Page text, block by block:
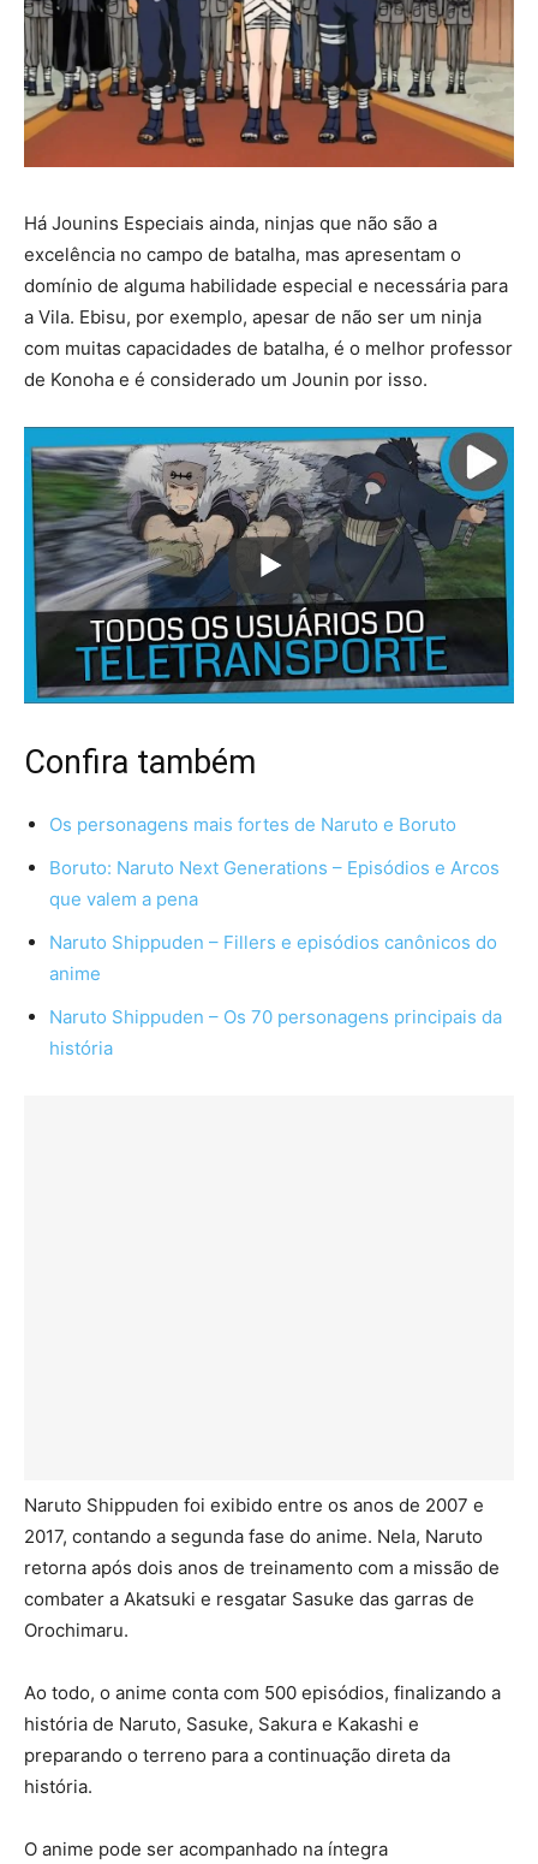
Há Jounins Especiais ainda, ninjas que não são a
excelência no campo de batalha, mas apresentam o
domínio de alguma habilidade especial e necessária para
a Vila. Ebisu, por exemplo, apesar de não ser um ninja
com muitas capacidades de batalha, é o melhor professor
de Konoha e é considerado um Jounin por isso.
Confira também
Os personagens mais fortes de Naruto e Boruto
Boruto: Naruto Next Generations – Episódios e Arcos
que valem a pena
Naruto Shippuden – Fillers e episódios canônicos do
anime
Naruto Shippuden – Os 70 personagens principais da
história
Naruto Shippuden foi exibido entre os anos de 2007 e
2017, contando a segunda fase do anime. Nela, Naruto
retorna após dois anos de treinamento com a missão de
combater a Akatsuki e resgatar Sasuke das garras de
Orochimaru.
Ao todo, o anime conta com 500 episódios, finalizando a
história de Naruto, Sasuke, Sakura e Kakashi e
preparando o terreno para a continuação direta da
história.
O anime pode ser acompanhado na íntegra